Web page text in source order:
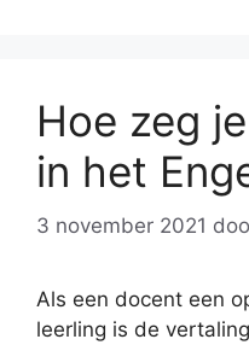
Hoe zeg
in het
3 november 2021
Als een docent een
leerling is de